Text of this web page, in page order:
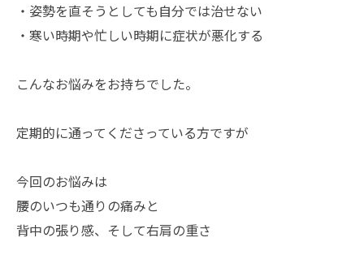
・姿勢を直そうとしても自分では治せない
・寒い時期や忙しい時期に症状が悪化する
こんなお悩みをお持ちでした。
定期的に通ってくださっている方ですが
今回のお悩みは
腰のいつも通りの痛みと
背中の張り感、そして右肩の重さ